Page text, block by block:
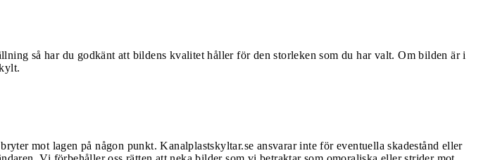
så har du godkänt att bildens kvalitet håller för den storleken som du har valt. Om bilden är i
mot lagen på någon punkt. Kanalplastskyltar.se ansvarar inte för eventuella skadestånd eller